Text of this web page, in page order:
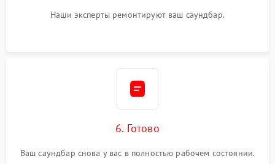
Наши эксперты ремонтируют ваш саундбар.
6. Готово
Ваш саундбар снова у вас в полностью рабочем состоянии.